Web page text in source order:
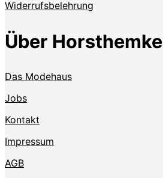
Widerrufsbelehrung
Über Horsthemke
Das Modehaus
Jobs
Kontakt
Impressum
AGB